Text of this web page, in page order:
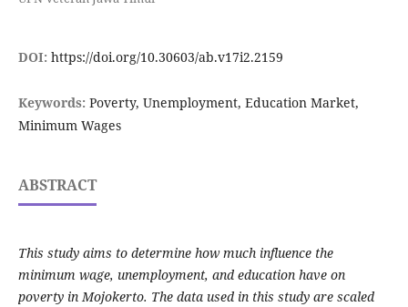
DOI: https://doi.org/10.30603/ab.v17i2.2159
Keywords: Poverty, Unemployment, Education Market,
Minimum Wages
ABSTRACT
This study aims to determine how much influence the
minimum wage, unemployment, and education have on
poverty in Mojokerto. The data used in this study are scaled